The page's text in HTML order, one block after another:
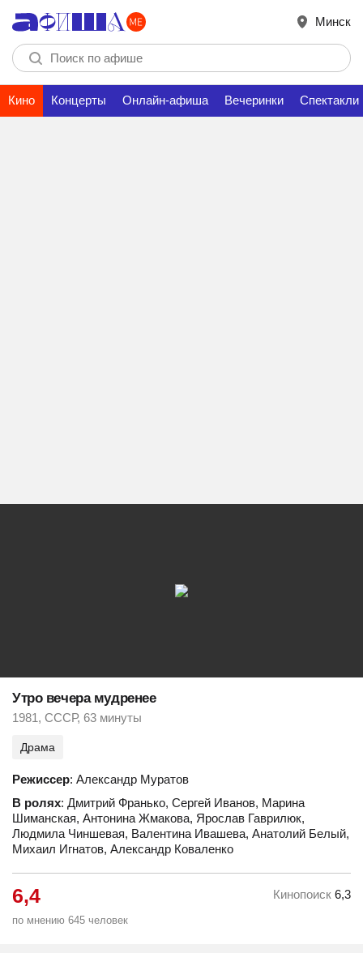
Минск
Кино Концерты Онлайн-афиша Вечеринки Спектакли
Утро вечера мудренее
1981, СССР, 63 минуты
Драма
Режиссер: Александр Муратов
В ролях: Дмитрий Франько, Сергей Иванов, Марина
Шиманская, Антонина Жмакова, Ярослав Гаврилюк,
Людмила Чиншевая, Валентина Ивашева, Анатолий Белый,
Михаил Игнатов, Александр Коваленко
6,4
по мнению 645 человек
Кинопоиск 6,3